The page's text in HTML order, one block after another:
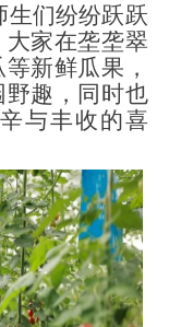
生们纷纷跃跃
家在垄垄翠
新鲜瓜果，
趣，同时也
与丰收的喜